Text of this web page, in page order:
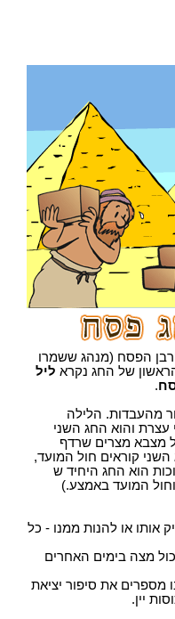
הפסח (מנהג ששמרו
של החג נקרא ליל
.
מהעבדות. הלילה
עצרת והוא החג השני
מצבא מצרים שרדף
קוראים חול המועד,
הוא החג היחיד ש
המועד באמצע.)
אותו או להנות ממנו - כל
מצה בימים האחרים
את סיפור יציאת
יין.